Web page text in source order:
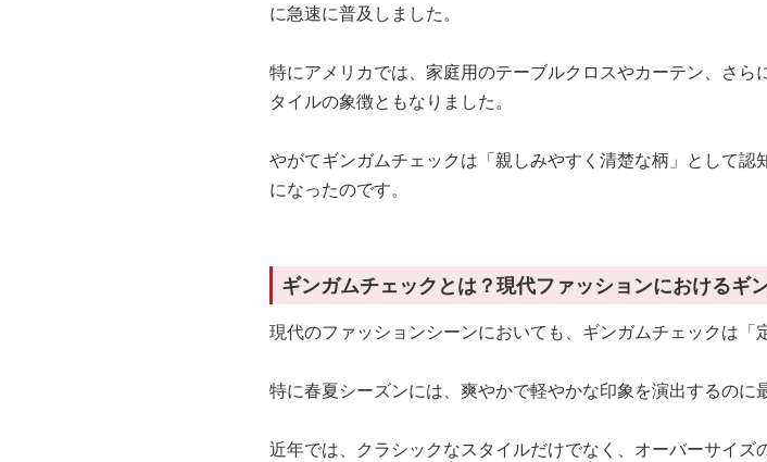
に急速に普及しました。
特にアメリカでは、家庭用のテーブルクロスやカーテン、さ
タイルの象徴ともなりました。
やがてギンガムチェックは「親しみやすく清楚な柄」として
になったのです。
ギンガムチェックとは？現代ファッションにおけるギ
現代のファッションシーンにおいても、ギンガムチェックは「
特に春夏シーズンには、爽やかで軽やかな印象を演出するのに最
近年では、クラシックなスタイルだけでなく、オーバーサイ